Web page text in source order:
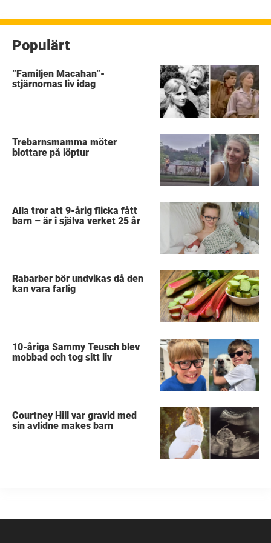
Populärt
”Familjen Macahan”-
stjärnornas liv idag
Trebarnsmamma möter
blottare på löptur
Alla tror att 9-årig flicka fått
barn – är i själva verket 25 år
Rabarber bör undvikas då den
kan vara farlig
10-åriga Sammy Teusch blev
mobbad och tog sitt liv
Courtney Hill var gravid med
sin avlidne makes barn